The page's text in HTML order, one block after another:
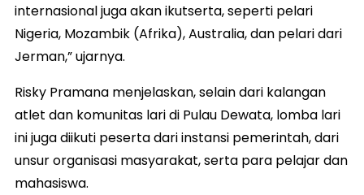
internasional juga akan ikutserta, seperti pelari
Nigeria, Mozambik (Afrika), Australia, dan pelari dari
Jerman,” ujarnya.
Risky Pramana menjelaskan, selain dari kalangan
atlet dan komunitas lari di Pulau Dewata, lomba lari
ini juga diikuti peserta dari instansi pemerintah, dari
unsur organisasi masyarakat, serta para pelajar dan
mahasiswa.